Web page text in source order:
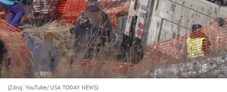
(Zdroj: YouTube/ USA TODAY NEWS)